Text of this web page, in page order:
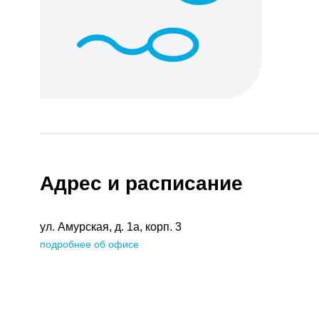
Адрес и расписание
ул. Амурская, д. 1а, корп. 3
подробнее об офисе